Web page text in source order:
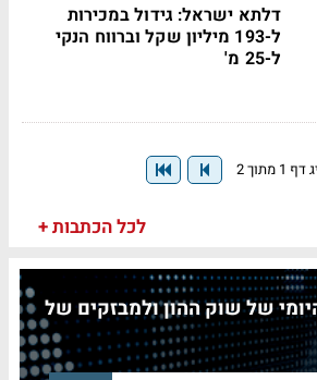
דלתא ישראל: גידול במכירות
ל-193 מיליון שקל וברווח הנקי
ל-25 מ'
1 מתוך 2
לכל הכתבות +
של שוק ההון ולמבזקים של